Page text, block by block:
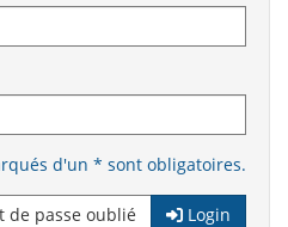
d'un * sont obligatoires.
de passe oublié Login